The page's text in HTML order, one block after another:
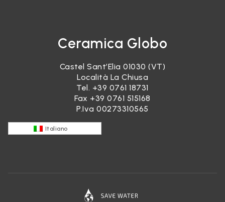
Ceramica Globo
Castel Sant’Elia 01030 (VT)
Località La Chiusa
Tel. +39 0761 18731
Fax +39 0761 515168
P.Iva 00273310565
Italiano